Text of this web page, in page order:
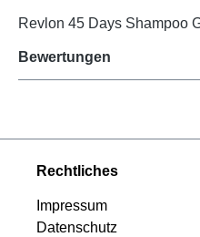
Revlon 45 Days Shampoo
Bewertungen
Rechtliches
Impressum
Datenschutz